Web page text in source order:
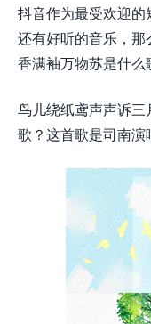
抖音作为最受欢迎
还有好听的音乐，
香满袖万物苏是什么
鸟儿绕纸鸢声声诉
歌？这首歌是司南演